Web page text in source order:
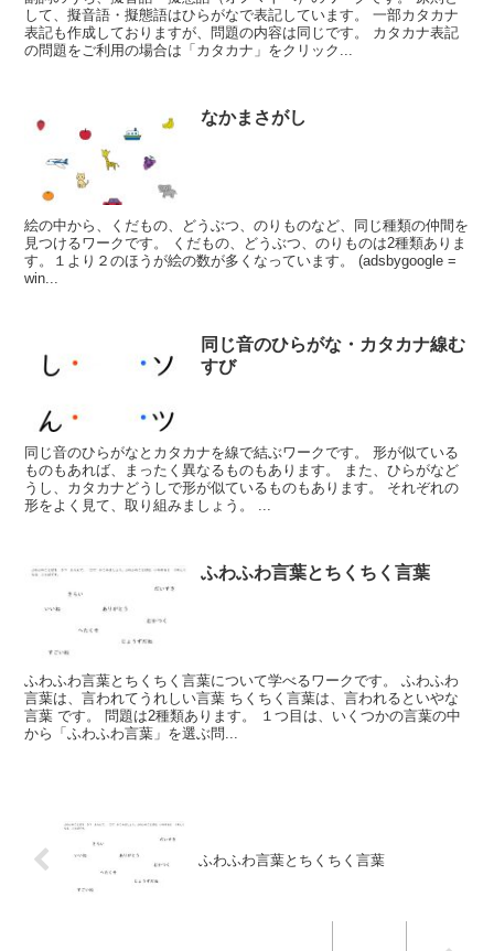
して、擬音語・擬態語はひらがなで表記しています。 一部カタカナ
表記も作成しておりますが、問題の内容は同じです。 カタカナ表記
の問題をご利用の場合は「カタカナ」をクリック...
なかまさがし
絵の中から、くだもの、どうぶつ、のりものなど、同じ種類の仲間を
見つけるワークです。 くだもの、どうぶつ、のりものは2種類ありま
す。１より２のほうが絵の数が多くなっています。 (adsbygoogle =
win...
同じ音のひらがな・カタカナ線む
すび
同じ音のひらがなとカタカナを線で結ぶワークです。 形が似ている
ものもあれば、まったく異なるものもあります。 また、ひらがなど
うし、カタカナどうしで形が似ているものもあります。 それぞれの
形をよく見て、取り組みましょう。 ...
ふわふわ言葉とちくちく言葉
ふわふわ言葉とちくちく言葉について学べるワークです。 ふわふわ
言葉は、言われてうれしい言葉 ちくちく言葉は、言われるといやな
言葉 です。 問題は2種類あります。 １つ目は、いくつかの言葉の中
から「ふわふわ言葉」を選ぶ問...
ふわふわ言葉とちくちく言葉